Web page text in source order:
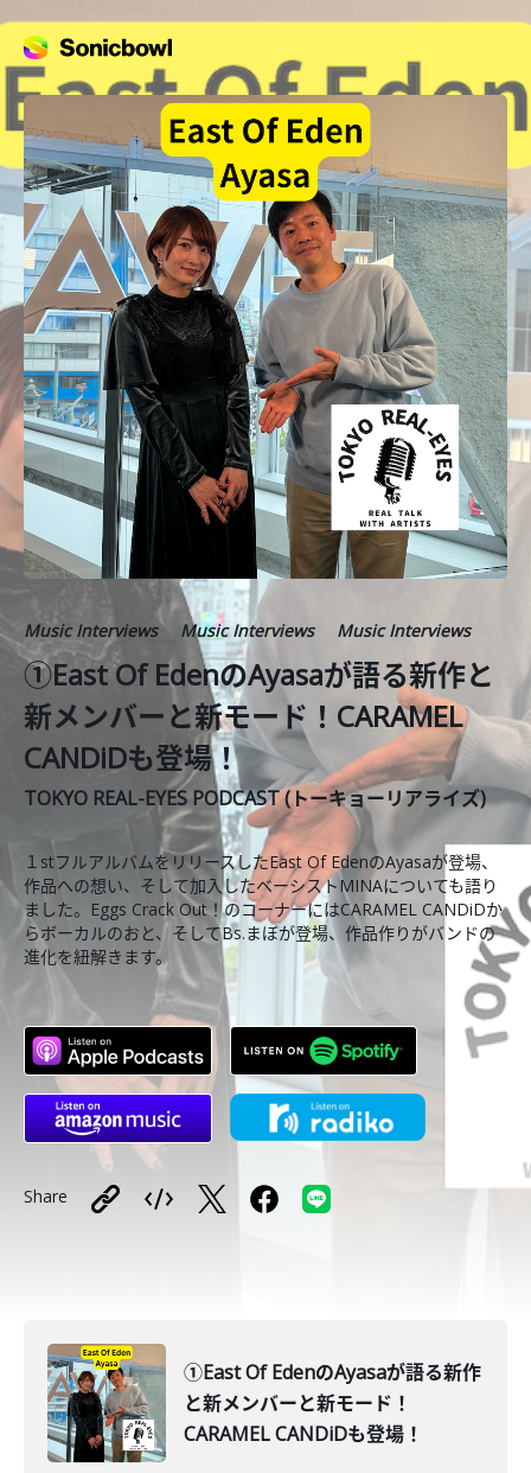
Music Interviews Music Interviews Music Interviews
①East Of EdenのAyasaが語る新作と
新メンバーと新モード！CARAMEL
CANDiDも登場！
TOKYO REAL-EYES PODCAST (トーキョーリアライズ)
１stフルアルバムをリリースしたEast Of EdenのAyasaが登場、
作品への想い、そして加入したベーシストMINAについても語り
ました。Eggs Crack Out！のコーナーにはCARAMEL CANDiDか
らボーカルのおと、そしてBs.まぼが登場、作品作りがバンドの
進化を紐解きます。
Share
①East Of EdenのAyasaが語る新作
と新メンバーと新モード！
CARAMEL CANDiDも登場！